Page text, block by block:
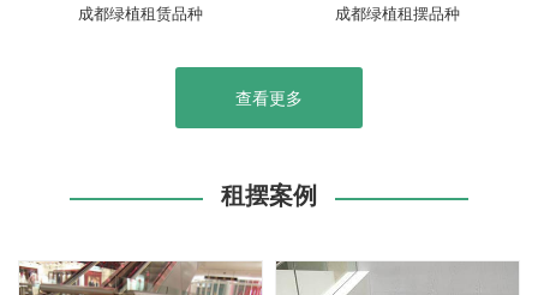
成都绿植租赁品种 成都绿植租摆品种
查看更多
租摆案例